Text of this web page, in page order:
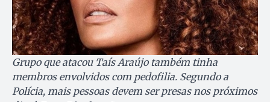
Grupo que atacou Taís Araújo também tinha
membros envolvidos com pedofilia. Segundo a
Polícia, mais pessoas devem ser presas nos próximos